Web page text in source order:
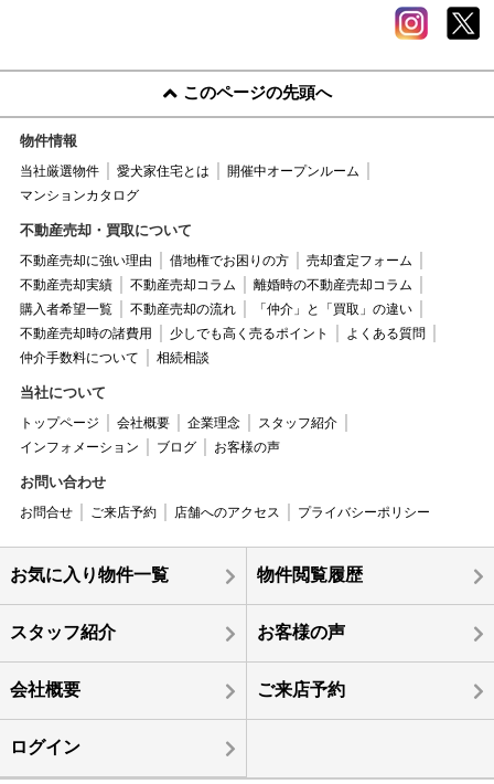
このページの先頭へ
物件情報
当社厳選物件 愛犬家住宅とは
開催中オープンルーム
マンションカタログ
不動産売却・買取について
不動産売却に強い理由 借地権でお困りの方
売却査定フォーム
不動産売却実績
不動産売却コラム
離婚時の不動産売却コラム
購入者希望一覧
不動産売却の流れ
「仲介」と「買取」の違い
不動産売却時の諸費用
少しでも高く売るポイント
よくある質問
仲介手数料について
相続相談
当社について
トップページ 会社概要 企業理念
スタッフ紹介
インフォメーション
ブログ お客様の声
お問い合わせ
お問合せ ご来店予約 店舗へのアクセス プライバシーポリシー
お気に入り物件一覧 物件閲覧履歴
スタッフ紹介 お客様の声
会社概要 ご来店予約
ログイン